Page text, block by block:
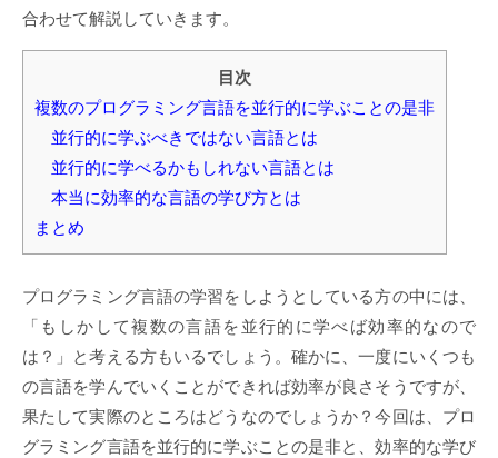
合わせて解説していきます。
目次
複数のプログラミング言語を並行的に学ぶことの是非
並行的に学ぶべきではない言語とは
並行的に学べるかもしれない言語とは
本当に効率的な言語の学び方とは
まとめ
プログラミング言語の学習をしようとしている方の中には、
「もしかして複数の言語を並行的に学べば効率的なので
は？」と考える方もいるでしょう。確かに、一度にいくつも
の言語を学んでいくことができれば効率が良さそうですが、
果たして実際のところはどうなのでしょうか？今回は、プロ
グラミング言語を並行的に学ぶことの是非と、効率的な学び